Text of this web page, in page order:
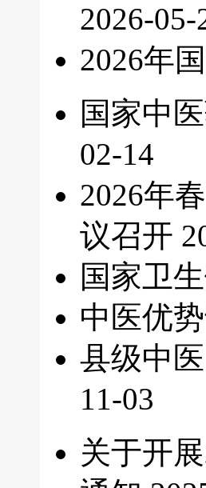
2026-05-
2026年
国家中
02-14
2026年
议召开
国家卫
中医优
县级中
11-03
关于开